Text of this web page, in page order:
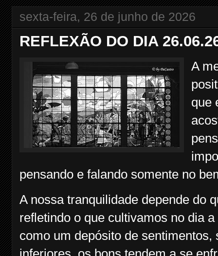
sexta-feira, 26 de junho de 2026
REFLEXÃO DO DIA
A
que
pensando e falando somente no
A nossa tranquilidade depende do
refletindo o que cultivamos no dia
como um depósito de